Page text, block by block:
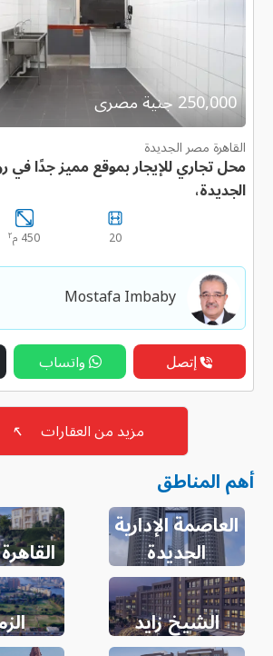
250,000 جنية مصرى
القاهرة مصر الجديدة
محل تجاري للإيجار بموقع مميز جدًا
الجديدة،
20 450 م ٢
Mostafa Imbaby
إتصل واتساب
مزيد من العقارات ↖
أهم المناطق
العاصمة الإدارية
الجديدة
الشيخ زايد